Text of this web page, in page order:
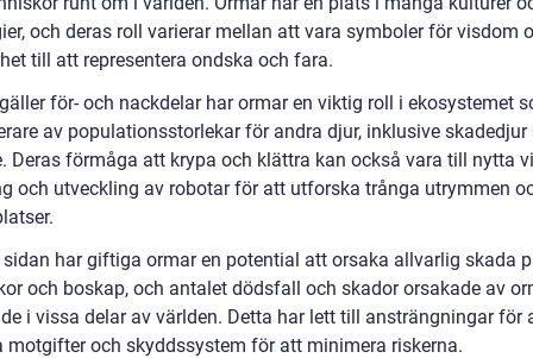
och deras roll varierar mellan att vara symboler för visdom
till att representera ondska och fara.
för- och nackdelar har ormar en viktig roll i ekosystemet
av populationsstorlekar för andra djur, inklusive skadedjur
Deras förmåga att krypa och klättra kan också vara till nytta
och utveckling av robotar för att utforska trånga utrymmen
sidan har giftiga ormar en potential att orsaka allvarlig skada
och boskap, och antalet dödsfall och skador orsakade av
i vissa delar av världen. Detta har lett till ansträngningar för
motgifter och skyddssystem för att minimera riskerna.